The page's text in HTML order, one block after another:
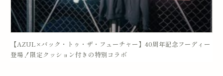
【AZUL×バック・トゥ・ザ・フューチャー】40周年記念フーディー
登場！限定クッション付きの特別コラボ